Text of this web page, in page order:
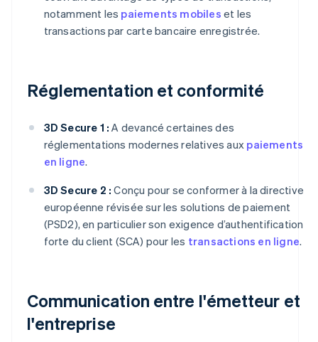
notamment les paiements mobiles et les
transactions par carte bancaire enregistrée.
Réglementation et conformité
3D Secure 1 : A devancé certaines des
réglementations modernes relatives aux paiements
en ligne.
3D Secure 2 : Conçu pour se conformer à la directive
européenne révisée sur les solutions de paiement
(PSD2), en particulier son exigence d’authentification
forte du client (SCA) pour les transactions en ligne.
Communication entre l'émetteur et
l'entreprise